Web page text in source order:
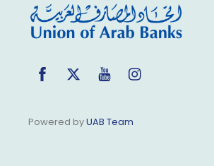
Facebook
Twitter YouTube
Powered byUAB Team